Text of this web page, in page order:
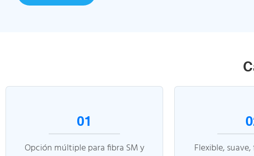
01
Opción múltiple para fibra SM y
Flexible,